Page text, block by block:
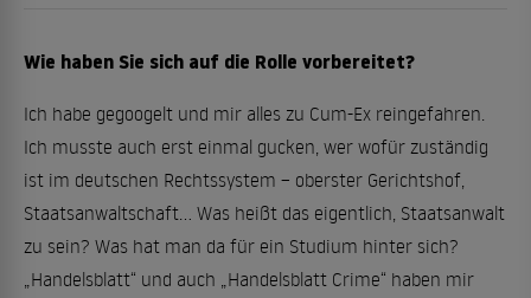
Wie haben Sie sich auf die Rolle vorbereitet?
Ich habe gegoogelt und mir alles zu Cum-Ex reingefahren.
Ich musste auch erst einmal gucken, wer wofür zuständig
ist im deutschen Rechtssystem – oberster Gerichtshof,
Staatsanwaltschaft… Was heißt das eigentlich, Staatsanwalt
zu sein? Was hat man da für ein Studium hinter sich?
„Handelsblatt“ und auch „Handelsblatt Crime“ haben mir